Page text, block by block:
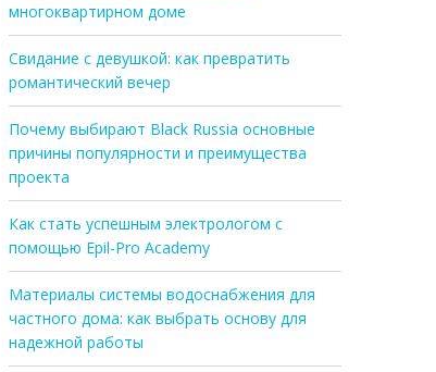
многоквартирном доме
Свидание с девушкой: как превратить
романтический вечер
Почему выбирают Black Russia основные
причины популярности и преимущества
проекта
Как стать успешным электрологом с
помощью Epil-Pro Academy
Материалы системы водоснабжения для
частного дома: как выбрать основу для
надежной работы